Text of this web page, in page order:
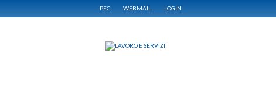
PEC WEBMAIL LOGIN